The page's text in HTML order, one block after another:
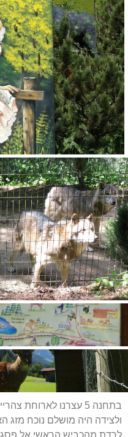
בתחנה 5 עצרנו
ולצידה היה מושלם נוכח מזג